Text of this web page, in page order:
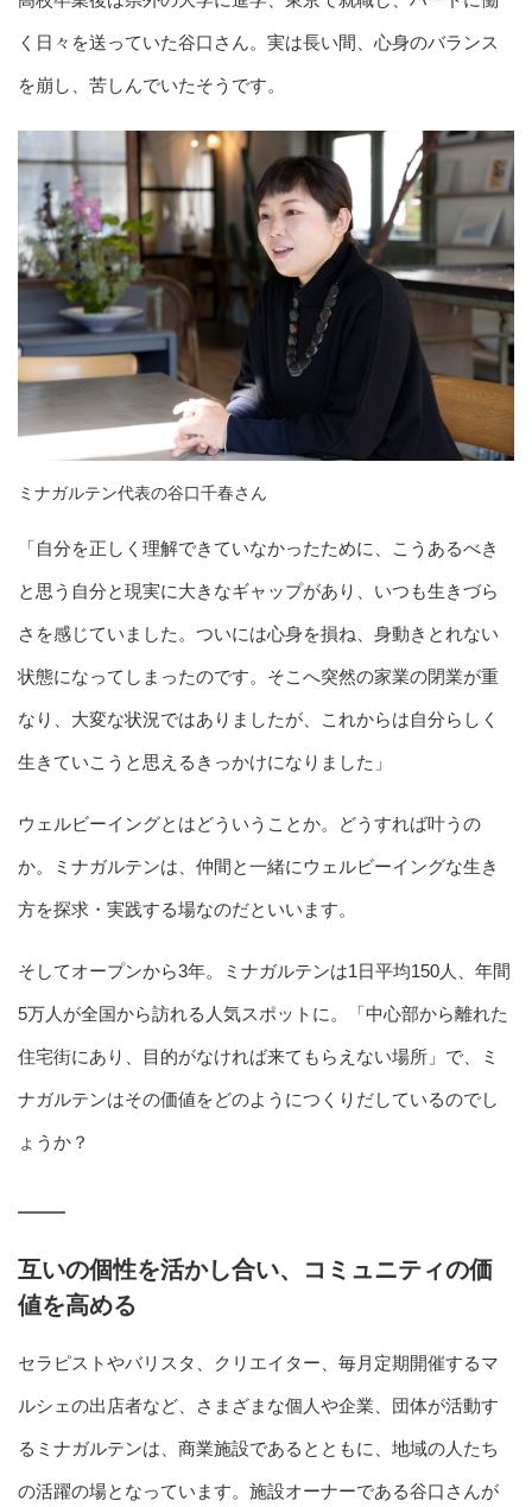
く日々を送っていた谷口さん。実は長い間、心身のバランス
を崩し、苦しんでいたそうです。
ミナガルテン代表の谷口千春さん
「自分を正しく理解できていなかったために、こうあるべき
と思う自分と現実に大きなギャップがあり、いつも生きづら
さを感じていました。ついには心身を損ね、身動きとれない
状態になってしまったのです。そこへ突然の家業の閉業が重
なり、大変な状況ではありましたが、これからは自分らしく
生きていこうと思えるきっかけになりました」
ウェルビーイングとはどういうことか。どうすれば叶うの
か。ミナガルテンは、仲間と一緒にウェルビーイングな生き
方を探求・実践する場なのだといいます。
そしてオープンから3年。ミナガルテンは1日平均150人、年間
5万人が全国から訪れる人気スポットに。「中心部から離れた
住宅街にあり、目的がなければ来てもらえない場所」で、ミ
ナガルテンはその価値をどのようにつくりだしているのでし
ょうか？
互いの個性を活かし合い、コミュニティの価
値を高める
セラピストやバリスタ、クリエイター、毎月定期開催するマ
ルシェの出店者など、さまざまな個人や企業、団体が活動す
るミナガルテンは、商業施設であるとともに、地域の人たち
の活躍の場となっています。施設オーナーである谷口さんが